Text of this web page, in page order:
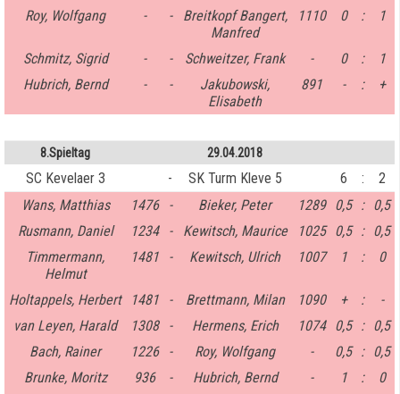
Roy, Wolfgang - -
Breitkopf Bangert,
Manfred
1110 0 : 1
Schmitz, Sigrid - - Schweitzer, Frank - 0 :
1
Hubrich, Bernd
- -
Jakubowski,
Elisabeth
891 - : +
8.Spieltag 29.04.2018
SC Kevelaer 3 - SK Turm Kleve 5 6 :
2
Wans, Matthias
1476 - Bieker, Peter 1289 0,5 : 0,5
Rusmann, Daniel
1234 - Kewitsch, Maurice 1025 0,5 : 0,5
Timmermann,
Helmut
1481 - Kewitsch, Ulrich 1007 1 : 0
Holtappels, Herbert 1481 - Brettmann, Milan 1090 + :
-
van Leyen, Harald
1308 - Hermens, Erich 1074 0,5 : 0,5
Bach, Rainer
1226 - Roy, Wolfgang - 0,5 : 0,5
Brunke, Moritz
936 - Hubrich, Bernd - 1 :
0